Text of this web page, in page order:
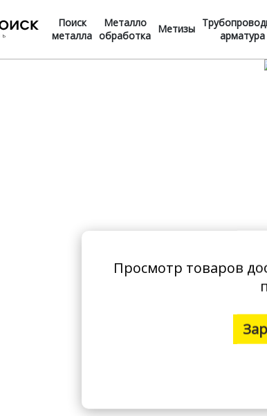
Поиск
металла
Металло
обработка Метизы
арматура
Просмотр товаров